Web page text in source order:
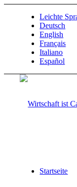
Leichte
Deutsch
English
Français
Italiano
Español
Startseite